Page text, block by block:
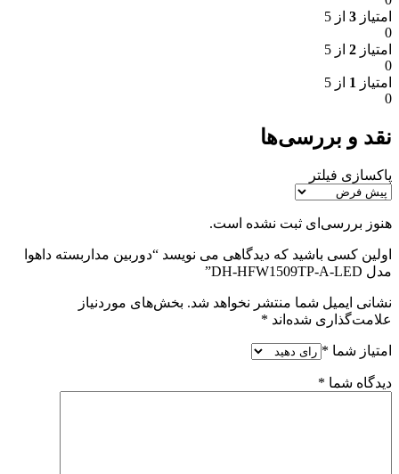
امتیاز 3 از 5
0
امتیاز 2 از 5
0
امتیاز 1 از 5
0
نقد و بررسی‌ها
پاکسازی فیلتر
هنوز بررسی‌ای ثبت نشده است.
اولین کسی باشید که دیدگاهی می نویسد “دوربین مداربسته داهوا
مدل DH-HFW1509TP-A-LED”
نشانی ایمیل شما منتشر نخواهد شد. بخش‌های موردنیاز
علامت‌گذاری شده‌اند *
امتیاز شما *
دیدگاه شما *